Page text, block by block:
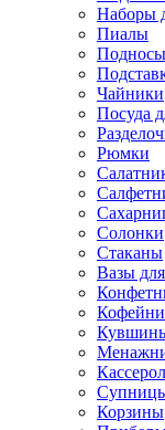
Наборы
Пиалы
Подносы
Чайники
Посуда
Рюмки
Солонки
Стаканы
Вазы
Корзины